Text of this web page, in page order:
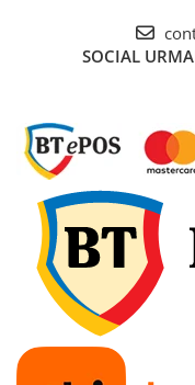
SOCIAL